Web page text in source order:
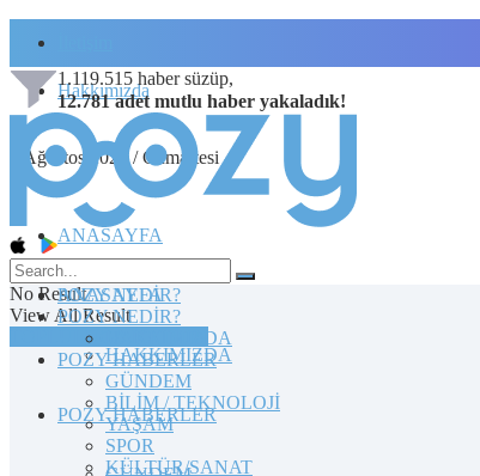
Hakkımızda
8 Ağustos 2026 / Cumartesi
1.119.515 haber süzüp,
12.781 adet mutlu haber yakaladık!
No Result
View All Result
TOPLULUĞA KATILIN
ANASAYFA
POZY NEDİR?
HAKKIMIZDA
POZY HABERLER
ANASAYFA
POZY NEDİR?
HAKKIMIZDA
POZY HABERLER
GÜNDEM
BİLİM / TEKNOLOJİ
YAŞAM
SPOR
KÜLTÜR/SANAT